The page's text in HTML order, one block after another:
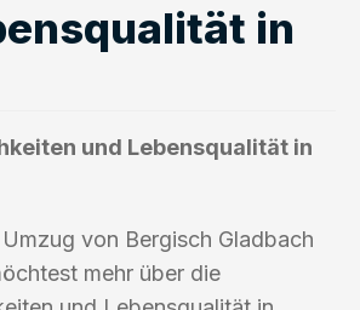
in
und Lebensqualität in
von Bergisch Gladbach
mehr über die